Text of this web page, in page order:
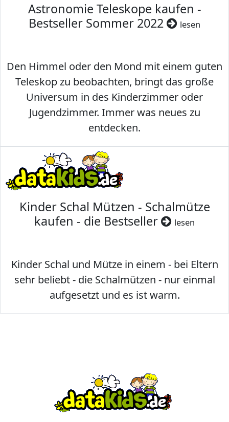
Astronomie Teleskope kaufen -
Bestseller Sommer 2022
lesen
Den Himmel oder den Mond mit einem guten
Teleskop zu beobachten, bringt das große
Universum in des Kinderzimmer oder
Jugendzimmer. Immer was neues zu
entdecken.
Kinder Schal Mützen - Schalmütze
kaufen - die Bestseller
lesen
Kinder Schal und Mütze in einem - bei Eltern
sehr beliebt - die Schalmützen - nur einmal
aufgesetzt und es ist warm.